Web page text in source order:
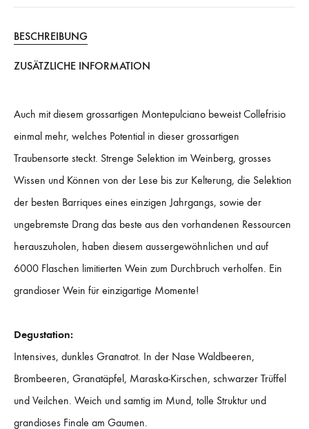
BESCHREIBUNG
ZUSÄTZLICHE INFORMATION
Auch mit diesem grossartigen Montepulciano beweist Collefrisio
einmal mehr, welches Potential in dieser grossartigen
Traubensorte steckt. Strenge Selektion im Weinberg, grosses
Wissen und Können von der Lese bis zur Kelterung, die Selektion
der besten Barriques eines einzigen Jahrgangs, sowie der
ungebremste Drang das beste aus den vorhandenen Ressourcen
herauszuholen, haben diesem aussergewöhnlichen und auf
6000 Flaschen limitierten Wein zum Durchbruch verholfen. Ein
grandioser Wein für einzigartige Momente!
Degustation:
Intensives, dunkles Granatrot. In der Nase Waldbeeren,
Brombeeren, Granatäpfel, Maraska-Kirschen, schwarzer Trüffel
und Veilchen. Weich und samtig im Mund, tolle Struktur und
grandioses Finale am Gaumen.